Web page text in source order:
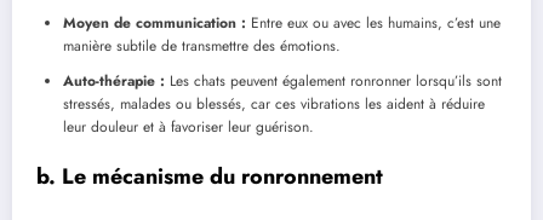
Moyen de communication : Entre eux ou avec les humains, c’est une
manière subtile de transmettre des émotions.
Auto-thérapie : Les chats peuvent également ronronner lorsqu’ils sont
stressés, malades ou blessés, car ces vibrations les aident à réduire
leur douleur et à favoriser leur guérison.
b. Le mécanisme du ronronnement